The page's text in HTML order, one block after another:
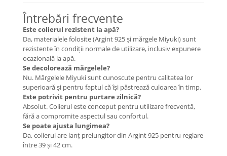
Întrebări frecvente
Este colierul rezistent la apă?
Da, materialele folosite (Argint 925 și mărgele Miyuki) sunt
rezistente în condiții normale de utilizare, inclusiv expunere
ocazională la apă.
Se decolorează mărgelele?
Nu. Mărgelele Miyuki sunt cunoscute pentru calitatea lor
superioară și pentru faptul că își păstrează culoarea în timp.
Este potrivit pentru purtare zilnică?
Absolut. Colierul este conceput pentru utilizare frecventă,
fără a compromite aspectul sau confortul.
Se poate ajusta lungimea?
Da, colierul are lanț prelungitor din Argint 925 pentru reglare
între 39 și 42 cm.